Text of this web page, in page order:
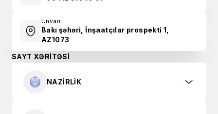
Ünvan:
Bakı şəhəri, İnşaatçılar prospekti 1,
AZ1073
SAYT XƏRİTƏSİ
NAZIRLIK